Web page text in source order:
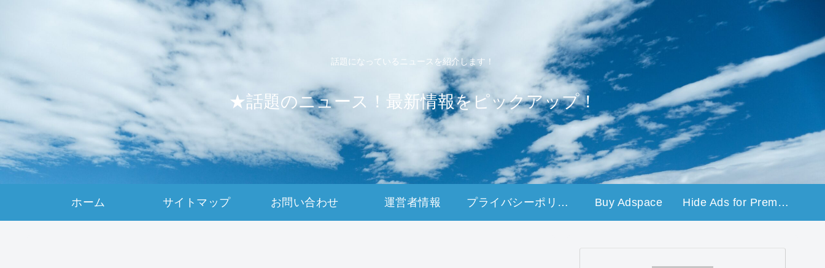
話題になっているニュースを紹介します！
★話題のニュース！最新情報をピックアップ！
ホーム サイトマップ お問い合わせ 運営者情報 プライバシーポリシー Buy Adspace Hide Ads for Premium Members